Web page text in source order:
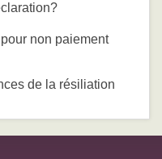
non paiement
de la résiliation